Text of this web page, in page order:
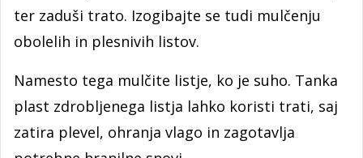
ter zaduši trato. Izogibajte se tudi mulčenju
obolelih in plesnivih listov.
Namesto tega mulčite listje, ko je suho. Tanka
plast zdrobljenega listja lahko koristi trati, saj
zatira plevel, ohranja vlago in zagotavlja